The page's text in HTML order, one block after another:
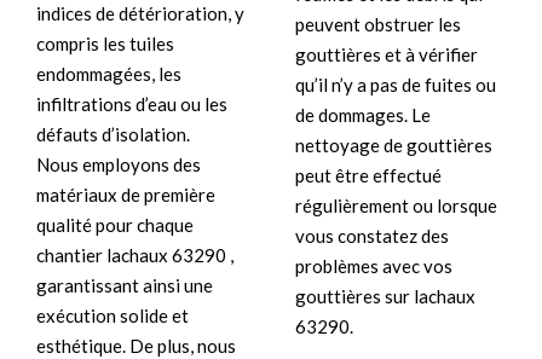
indices de détérioration, y
compris les tuiles
endommagées, les
infiltrations d’eau ou les
défauts d’isolation.
Nous employons des
matériaux de première
qualité pour chaque
chantier lachaux 63290 ,
garantissant ainsi une
exécution solide et
esthétique. De plus, nous
peuvent obstruer les
gouttières et à vérifier
qu’il n’y a pas de fuites ou
de dommages. Le
nettoyage de gouttières
peut être effectué
régulièrement ou lorsque
vous constatez des
problèmes avec vos
gouttières sur lachaux
63290.